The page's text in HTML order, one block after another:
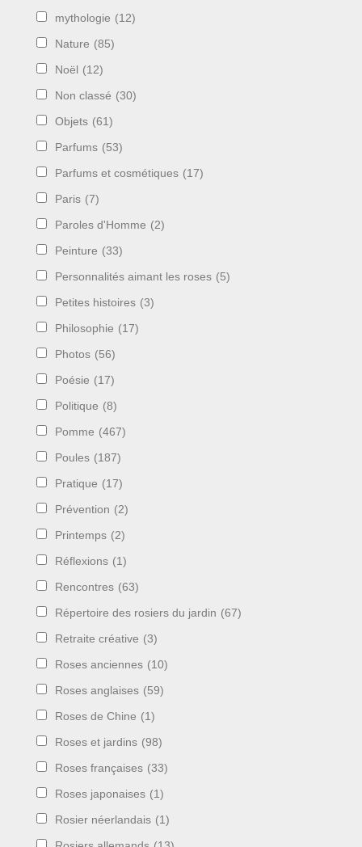
mythologie (12)
Nature (85)
Noël (12)
Non classé (30)
Objets (61)
Parfums (53)
Parfums et cosmétiques (17)
Paris (7)
Paroles d'Homme (2)
Peinture (33)
Personnalités aimant les roses (5)
Petites histoires (3)
Philosophie (17)
Photos (56)
Poésie (17)
Politique (8)
Pomme (467)
Poules (187)
Pratique (17)
Prévention (2)
Printemps (2)
Réflexions (1)
Rencontres (63)
Répertoire des rosiers du jardin (67)
Retraite créative (3)
Roses anciennes (10)
Roses anglaises (59)
Roses de Chine (1)
Roses et jardins (98)
Roses françaises (33)
Roses japonaises (1)
Rosier néerlandais (1)